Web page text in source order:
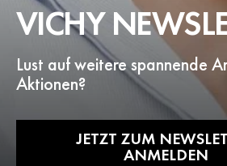
VICHY
Lust auf weitere spannende
Aktionen?
JETZT ZUM
ANMELDEN